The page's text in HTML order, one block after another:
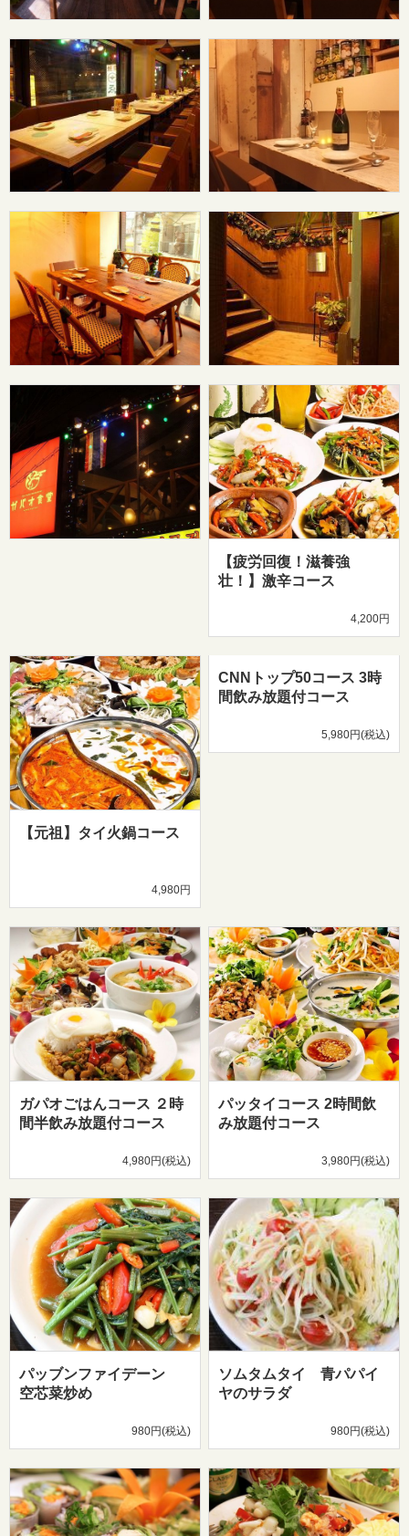
【疲労回復！滋養強
壮！】激辛コース
4,200円
【元祖】タイ火鍋コース
4,980円
CNNトップ50コース 3時
間飲み放題付コース
5,980円(税込)
ガパオごはんコース ２時
間半飲み放題付コース
4,980円(税込)
パッタイコース 2時間飲
み放題付コース
3,980円(税込)
パッブンファイデーン
空芯菜炒め
980円(税込)
ソムタムタイ 青パパイ
ヤのサラダ
980円(税込)